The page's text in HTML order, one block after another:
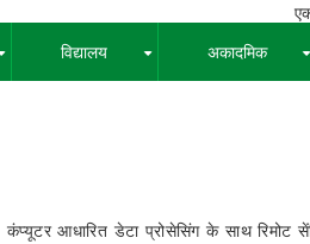
विद्यालय अकादमिक
कंप्यूटर आधारित डेटा प्रोसेसिंग के साथ रिमोट